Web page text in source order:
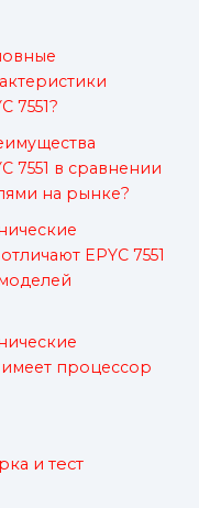
7551?
7551 в сравнении
на рынке?
EPYC 7551
процессор
и тест